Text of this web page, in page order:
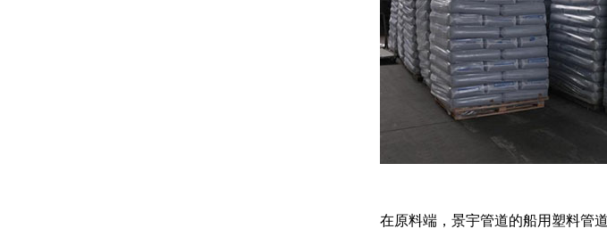
在原料端，景宇管道的船用塑料管